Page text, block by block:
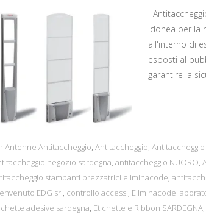
idonea per la
all'interno di
esposti al
garantire la
Antenne Antitaccheggio, Antitaccheggio, Antitaccheggio
negozio sardegna, antitaccheggio NUORO,
stampanti prezzatrici eliminacode,
EDG srl, controllo accessi, Eliminacode
adesive sardegna, Etichette e Ribbon SARDEGNA,